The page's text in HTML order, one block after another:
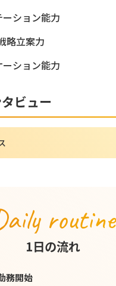
ション能力
略立案力
ション能力
ビュー
routine
1日の流れ
務開始